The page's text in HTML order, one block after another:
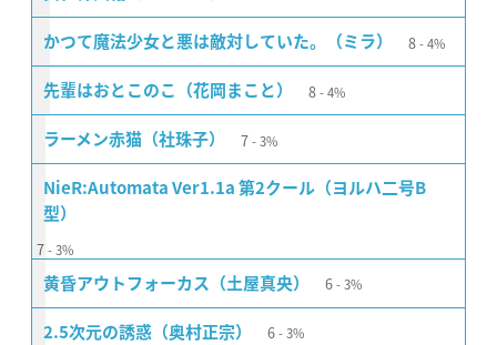
かつて魔法少女と悪は敵対していた。（ミラ） 8 4%
先輩はおとこのこ（花岡まこと） 8 4%
ラーメン赤猫（社珠子） 7 3%
NieR:Automata Ver1.1a 第2クール（ヨルハ二号B
型）
7 3%
黄昏アウトフォーカス（土屋真央） 6 3%
2.5次元の誘惑（奥村正宗） 6 3%